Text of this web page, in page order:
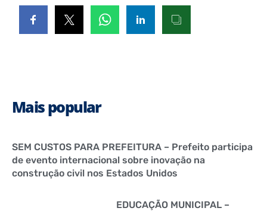
Mais popular
SEM CUSTOS PARA PREFEITURA – Prefeito participa
de evento internacional sobre inovação na
construção civil nos Estados Unidos
EDUCAÇÃO MUNICIPAL –